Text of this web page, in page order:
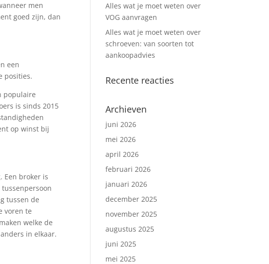
men
goed zijn, dan
een
posities.
populaire
is sinds 2015
op winst bij
Een broker is
tussen de
voren te
welke de
in elkaar.
Alles wat je moet weten over
VOG aanvragen
Alles wat je moet weten over
schroeven: van soorten tot
aankoopadvies
Recente reacties
Archieven
juni 2026
mei 2026
april 2026
februari 2026
januari 2026
december 2025
november 2025
augustus 2025
juni 2025
mei 2025